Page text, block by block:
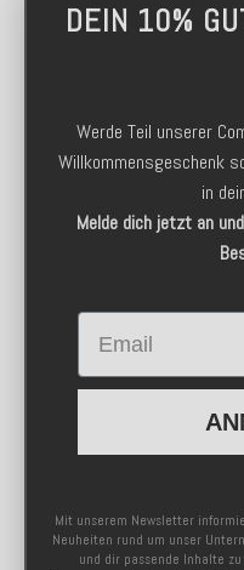
DEIN 10%
Werde Teil unserer
Willkommensgeschenk
in
Melde dich jetzt an
Email
Mit unserem Newsletter
Neuheiten rund um unser
und dir passende Inhalte